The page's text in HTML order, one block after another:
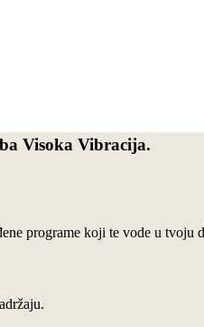
Visoka Vibracija.
programe koji te vode u tvoju